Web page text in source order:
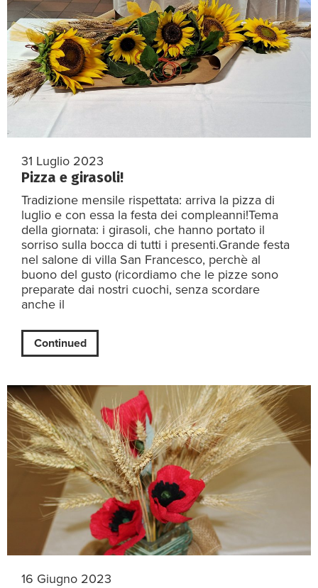
31 Luglio 2023
Pizza e girasoli!
Tradizione mensile rispettata: arriva la pizza di
luglio e con essa la festa dei compleanni!Tema
della giornata: i girasoli, che hanno portato il
sorriso sulla bocca di tutti i presenti.Grande festa
nel salone di villa San Francesco, perchè al
buono del gusto (ricordiamo che le pizze sono
preparate dai nostri cuochi, senza scordare
anche il
Continued
16 Giugno 2023